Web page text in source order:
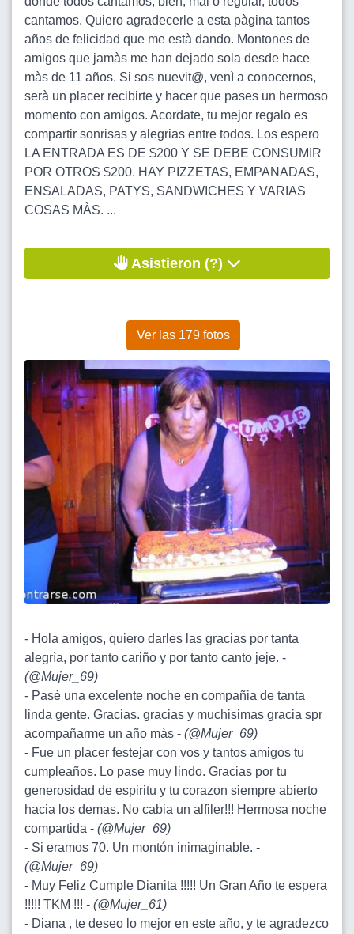
cantamos. Quiero agradecerle a esta pàgina tantos
años de felicidad que me està dando. Montones de
amigos que jamàs me han dejado sola desde hace
màs de 11 años. Si sos nuevit@, venì a conocernos,
serà un placer recibirte y hacer que pases un hermoso
momento con amigos. Acordate, tu mejor regalo es
compartir sonrisas y alegrias entre todos. Los espero
LA ENTRADA ES DE $200 Y SE DEBE CONSUMIR
POR OTROS $200. HAY PIZZETAS, EMPANADAS,
ENSALADAS, PATYS, SANDWICHES Y VARIAS
COSAS MÀS. ...
Asistieron (?)
Ver las 179 fotos
- Hola amigos, quiero darles las gracias por tanta
alegrìa, por tanto cariño y por tanto canto jeje. -
(@Mujer_69)
- Pasè una excelente noche en compañia de tanta
linda gente. Gracias. gracias y muchisimas gracia spr
acompañarme un año màs - (@Mujer_69)
- Fue un placer festejar con vos y tantos amigos tu
cumpleaños. Lo pase muy lindo. Gracias por tu
generosidad de espiritu y tu corazon siempre abierto
hacia los demas. No cabia un alfiler!!! Hermosa noche
compartida - (@Mujer_69)
- Si eramos 70. Un montón inimaginable. -
(@Mujer_69)
- Muy Feliz Cumple Dianita !!!!! Un Gran Año te espera
!!!!! TKM !!! - (@Mujer_61)
- Diana , te deseo lo mejor en este año, y te agradezco